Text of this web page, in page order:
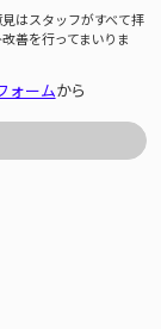
はスタッフがすべて拝
善を行ってまいりま
ォームから